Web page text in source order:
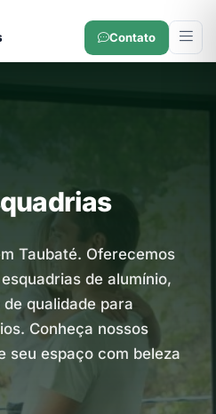
Contato
Taubaté. Oferecemos
de alumínio,
qualidade para
Conheça nossos
seu espaço com beleza